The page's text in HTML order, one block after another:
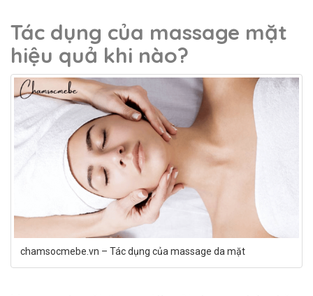
Tác dụng của massage mặt
hiệu quả khi nào?
chamsocmebe.vn – Tác dụng của massage da mặt